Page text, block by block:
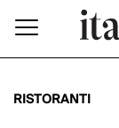
RISTORANTI